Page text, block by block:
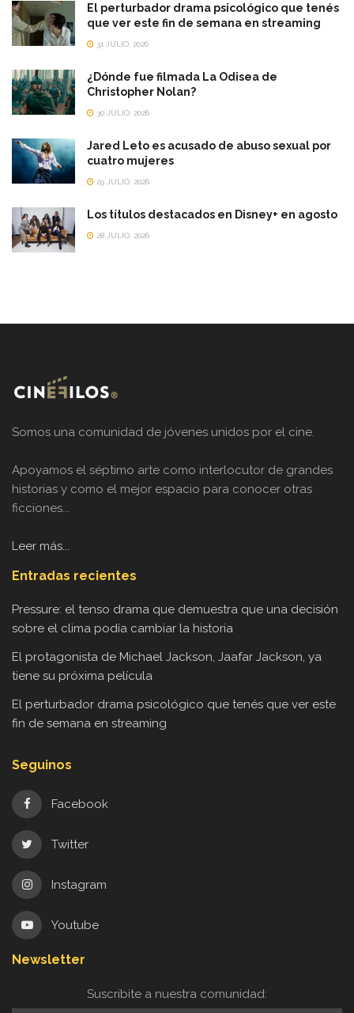
El perturbador drama psicológico que tenés
que ver este fin de semana en streaming
31 JULIO, 2026
¿Dónde fue filmada La Odisea de
Christopher Nolan?
30 JULIO, 2026
Jared Leto es acusado de abuso sexual por
cuatro mujeres
29 JULIO, 2026
Los títulos destacados en Disney+ en agosto
28 JULIO, 2026
Somos una comunidad de jóvenes unidos por el cine.
Apoyamos el séptimo arte como interlocutor de grandes
historias y como el mejor espacio para conocer otras
ficciones...
Leer más...
Entradas recientes
Pressure: el tenso drama que demuestra que una decisión
sobre el clima podía cambiar la historia
El protagonista de Michael Jackson, Jaafar Jackson, ya
tiene su próxima película
El perturbador drama psicológico que tenés que ver este
fin de semana en streaming
Seguinos
Facebook
Twitter
Instagram
Youtube
Newsletter
Suscribite a nuestra comunidad: